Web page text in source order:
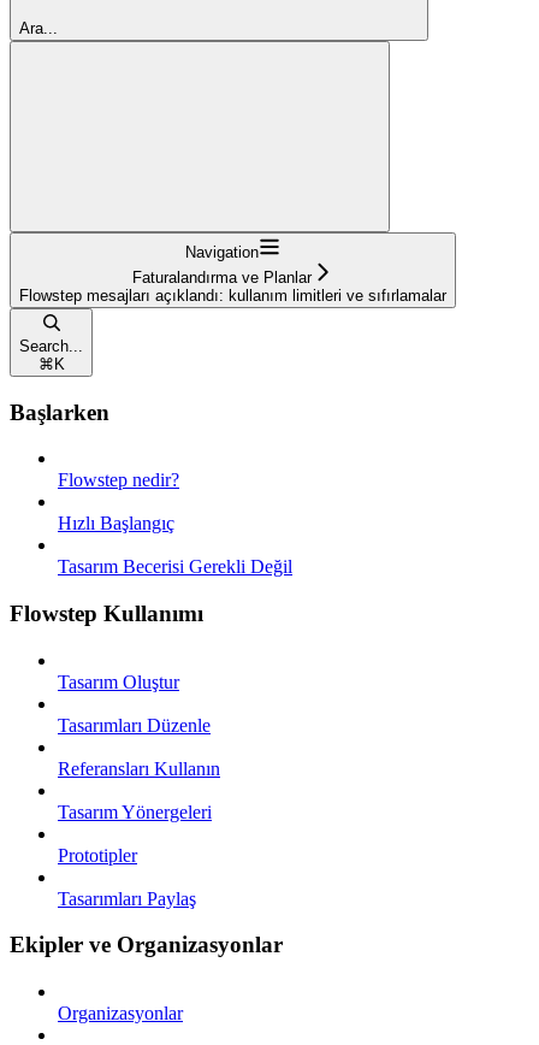
Ara...
Navigation
Faturalandırma ve Planlar
Flowstep mesajları açıklandı: kullanım limitleri ve sıfırlamalar
Search...
⌘ K
Başlarken
Flowstep nedir?
Hızlı Başlangıç
Tasarım Becerisi Gerekli Değil
Flowstep Kullanımı
Tasarım Oluştur
Tasarımları Düzenle
Referansları Kullanın
Tasarım Yönergeleri
Prototipler
Tasarımları Paylaş
Ekipler ve Organizasyonlar
Organizasyonlar